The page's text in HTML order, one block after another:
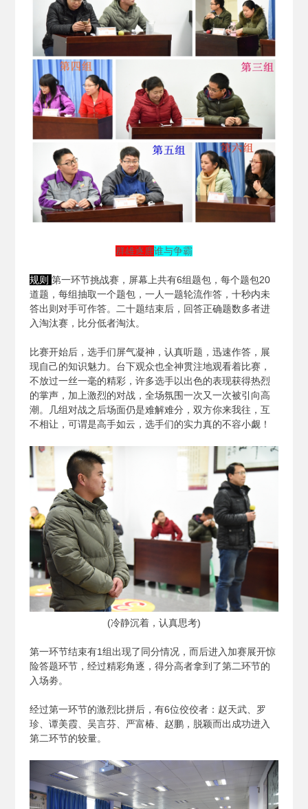
群雄逐鹿谁与争霸
规则 第一环节挑战赛，屏幕上共有6组题包，每个题包20
道题，每组抽取一个题包，一人一题轮流作答，十秒内未
答出则对手可作答。二十题结束后，回答正确题数多者进
入淘汰赛，比分低者淘汰。
比赛开始后，选手们屏气凝神，认真听题，迅速作答，展
现自己的知识魅力。台下观众也全神贯注地观看着比赛，
不放过一丝一毫的精彩，许多选手以出色的表现获得热烈
的掌声，加上激烈的对战，全场氛围一次又一次被引向高
潮。几组对战之后场面仍是难解难分，双方你来我往，互
不相让，可谓是高手如云，选手们的实力真的不容小觑！
(冷静沉着，认真思考)
第一环节结束有1组出现了同分情况，而后进入加赛展开惊
险答题环节，经过精彩角逐，得分高者拿到了第二环节的
入场劵。
经过第一环节的激烈比拼后，有6位佼佼者：赵天武、罗
珍、谭美霞、吴言芬、严富椿、赵鹏，脱颖而出成功进入
第二环节的较量。